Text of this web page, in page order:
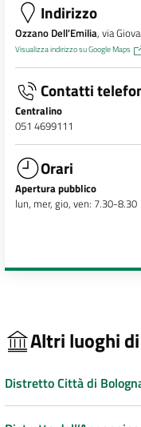
Indirizzo
Ozzano Dell'Emilia, via
Visualizza indirizzo su Google Maps
Contatti
Centralino
051 4699111
Orari
Apertura pubblico
lun, mer, gio, ven: 7.30-8.30
Altri luoghi
Distretto Città di